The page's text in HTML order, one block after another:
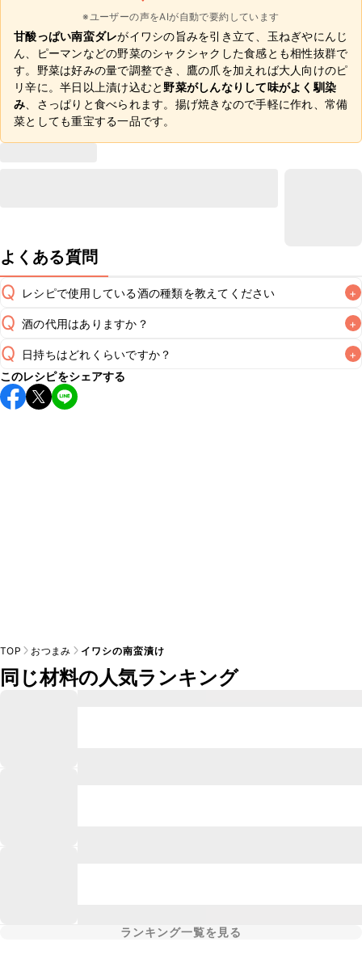
※ユーザーの声をAIが自動で要約しています
甘酸っぱい南蛮ダレがイワシの旨みを引き立て、玉ねぎやにんじ
ん、ピーマンなどの野菜のシャクシャクした食感とも相性抜群で
す。野菜は好みの量で調整でき、鷹の爪を加えれば大人向けのピ
リ辛に。半日以上漬け込むと 野菜がしんなりして味がよく馴染
み 、さっぱりと食べられます。揚げ焼きなので手軽に作れ、常備
菜としても重宝する一品です。
よくある質問
Q レシピで使用している酒の種類を教えてください +
A
Q 酒の代用はありますか？ +
A
Q 日持ちはどれくらいですか？ +
保存期間は冷蔵で当日中が目安です。なるべくお早めにお召
し上がりください。
このレシピをシェアする
TOP おつまみ イワシの南蛮漬け
同じ材料の人気ランキング
ランキング一覧を見る